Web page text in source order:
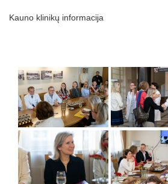
Kauno klinikų informacija